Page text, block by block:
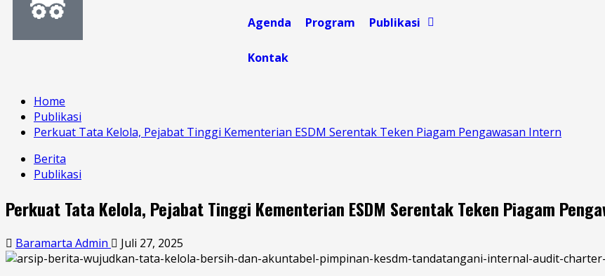
Agenda Program Publikasi
Kontak
Home
Publikasi
Perkuat Tata Kelola, Pejabat Tinggi Kementerian ESDM Serentak Teken Piagam Pengawasan Intern
Berita
Publikasi
Perkuat Tata Kelola, Pejabat Tinggi Kementerian ESDM Serentak Teken Piagam
Baramarta Admin Juli 27, 2025